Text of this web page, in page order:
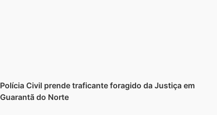
Polícia Civil prende traficante foragido da Justiça em
Guarantã do Norte